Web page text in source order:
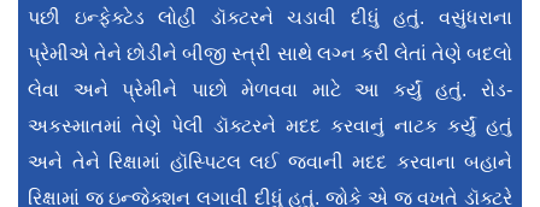
પછી ઇન્ફેક્ટેડ લોહી ડૉક્ટરને ચડાવી દીધું હતું. વસુંધરાના
પ્રેમીએ તેને છોડીને બીજી સ્ત્રી સાથે લગ્ન કરી લેતાં તેણે બદલો
લેવા અને પ્રેમીને પાછો મેળવવા માટે આ કર્યું હતું. રોડ-
અકસ્માતમાં તેણે પેલી ડૉક્ટરને મદદ કરવાનું નાટક કર્યું હતું
અને તેને રિક્ષામાં હૉસ્પિટલ લઈ જવાની મદદ કરવાના બહાને
રિક્ષામાં જ ઇન્જેક્શન લગાવી દીધું હતું. જોકે એ જ વખતે ડૉક્ટરે